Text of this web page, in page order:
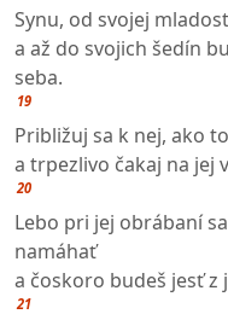
Synu, od svojej
a až do svojich šedín
seba.
19
Približuj sa k nej, ako
a trpezlivo čakaj na jej
20
Lebo pri jej obrábaní
namáhať
a čoskoro budeš jesť z
21